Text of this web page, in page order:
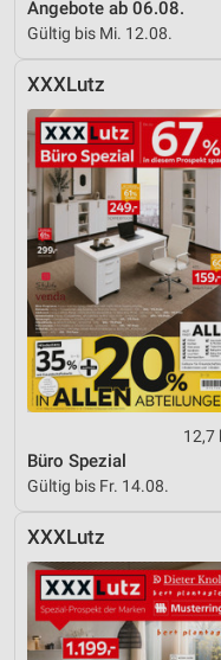
Angebote ab 06.08.
Gültig bis Mi. 12.08.
XXXLutz
12,7
Büro Spezial
Gültig bis Fr. 14.08.
XXXLutz
Notwendig
Funktional
Werbung